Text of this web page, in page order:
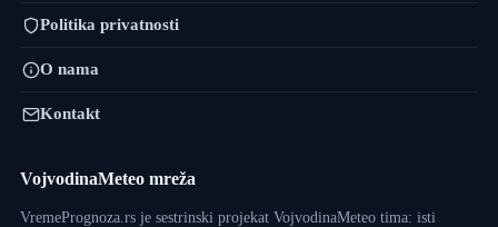
Politika privatnosti
O nama
Kontakt
VojvodinaMeteo mreža
VremePrognoza.rs je sestrinski projekat VojvodinaMeteo tima: isti